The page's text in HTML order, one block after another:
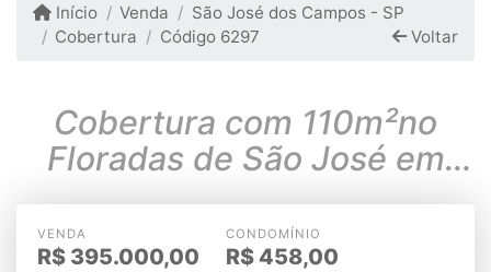
Início Venda
São José dos Campos - SP
Cobertura
Código 6297 Voltar
Cobertura com 110m²no
Floradas de São José em
Sjcampos
VENDA
R$ 395.000,00
CONDOMÍNIO
R$ 458,00